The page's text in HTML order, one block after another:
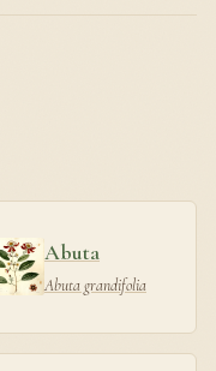
Abuta
Abuta grandifolia